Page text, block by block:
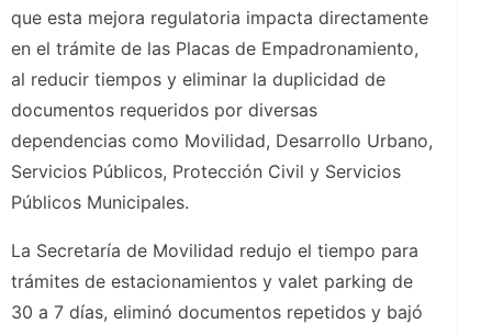
que esta mejora regulatoria impacta directamente
en el trámite de las Placas de Empadronamiento,
al reducir tiempos y eliminar la duplicidad de
documentos requeridos por diversas
dependencias como Movilidad, Desarrollo Urbano,
Servicios Públicos, Protección Civil y Servicios
Públicos Municipales.
La Secretaría de Movilidad redujo el tiempo para
trámites de estacionamientos y valet parking de
30 a 7 días, eliminó documentos repetidos y bajó